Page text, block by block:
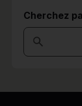
Cherchez